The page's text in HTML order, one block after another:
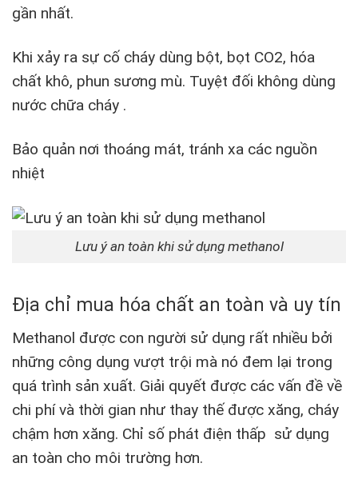
gần nhất.
Khi xảy ra sự cố cháy dùng bột, bọt CO2, hóa
chất khô, phun sương mù. Tuyệt đối không dùng
nước chữa cháy .
Bảo quản nơi thoáng mát, tránh xa các nguồn
nhiệt
Lưu ý an toàn khi sử dụng methanol
Địa chỉ mua hóa chất an toàn và uy tín
Methanol được con người sử dụng rất nhiều bởi
những công dụng vượt trội mà nó đem lại trong
quá trình sản xuất. Giải quyết được các vấn đề về
chi phí và thời gian như thay thế được xăng, cháy
chậm hơn xăng. Chỉ số phát điện thấp sử dụng
an toàn cho môi trường hơn.